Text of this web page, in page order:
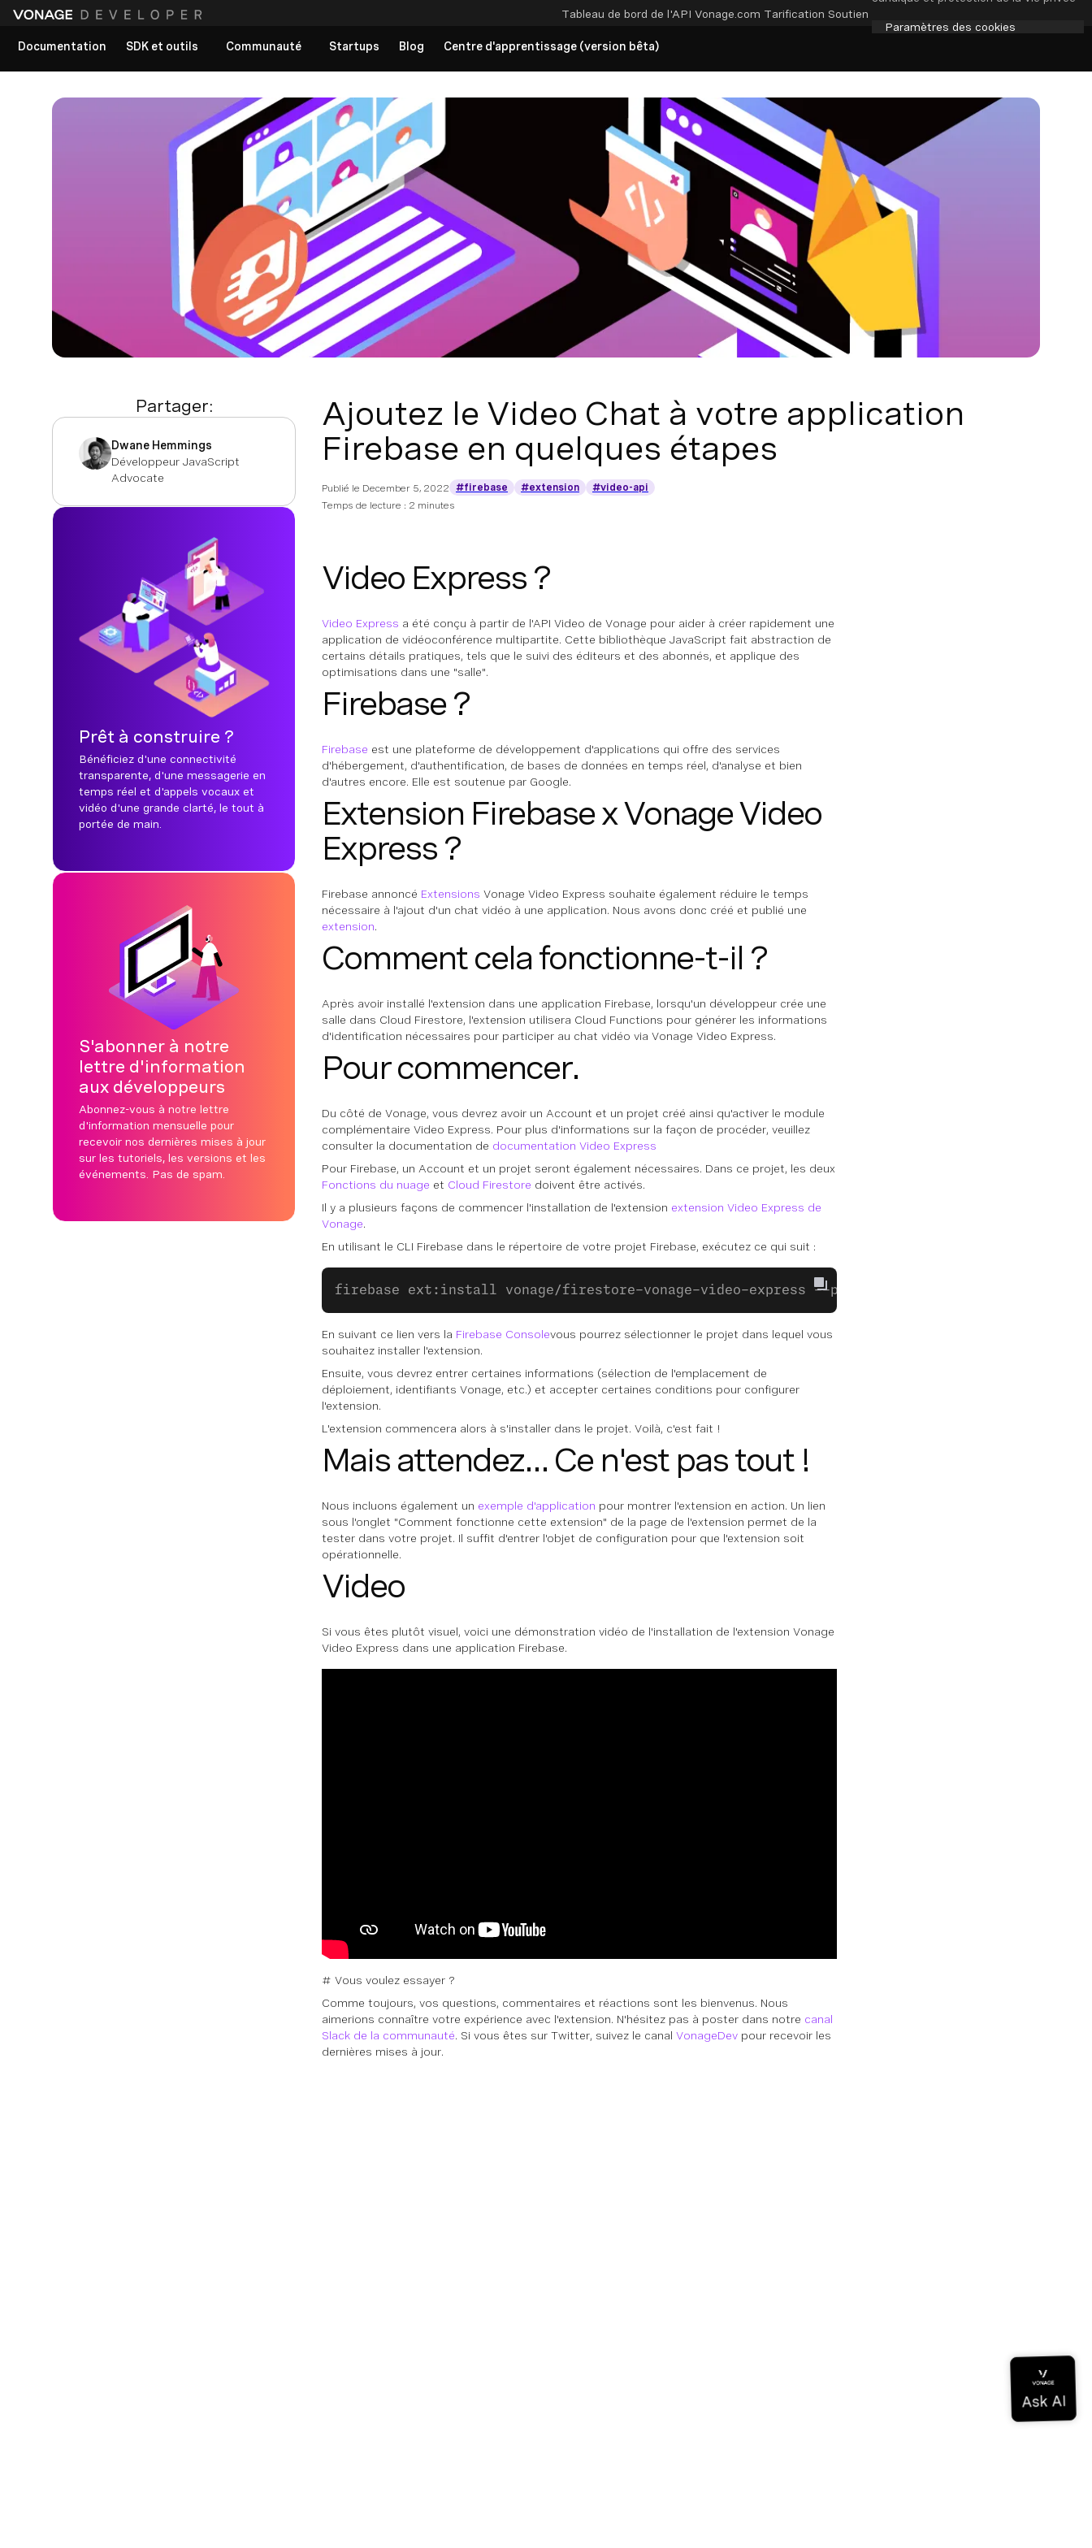
Tableau de bord de l'API Vonage.com Tarification Soutien
Paramètres des cookies
Documentation
SDK et outils Communauté Startups Blog Centre d'apprentissage (version bêta)
Partager:
Dwane Hemmings
Développeur JavaScript
Advocate
Prêt à construire ?
Bénéficiez d'une connectivité
transparente, d'une messagerie en
temps réel et d'appels vocaux et
vidéo d'une grande clarté, le tout à
portée de main.
S'abonner à notre
lettre d'information
aux développeurs
Abonnez-vous à notre lettre
d'information mensuelle pour
recevoir nos dernières mises à jour
sur les tutoriels, les versions et les
événements. Pas de spam.
Ajoutez le Video Chat à votre application
Firebase en quelques étapes
Publié le December 5, 2022 #firebase #extension
#video-api
Temps de lecture : 2 minutes
Video Express ?
Video Express a été conçu à partir de l'API Video de Vonage pour aider à créer rapidement une
application de vidéoconférence multipartite. Cette bibliothèque JavaScript fait abstraction de
certains détails pratiques, tels que le suivi des éditeurs et des abonnés, et applique des
optimisations dans une "salle".
Firebase ?
Firebase est une plateforme de développement d'applications qui offre des services
d'hébergement, d'authentification, de bases de données en temps réel, d'analyse et bien
d'autres encore. Elle est soutenue par Google.
Extension Firebase x Vonage Video
Express ?
Firebase annoncé Extensions Vonage Video Express souhaite également réduire le temps
nécessaire à l'ajout d'un chat vidéo à une application. Nous avons donc créé et publié une
extension.
Comment cela fonctionne-t-il ?
Après avoir installé l'extension dans une application Firebase, lorsqu'un développeur crée une
salle dans Cloud Firestore, l'extension utilisera Cloud Functions pour générer les informations
d'identification nécessaires pour participer au chat vidéo via Vonage Video Express.
Pour commencer.
Du côté de Vonage, vous devrez avoir un Account et un projet créé ainsi qu'activer le module
complémentaire Video Express. Pour plus d'informations sur la façon de procéder, veuillez
consulter la documentation de documentation Video Express
Pour Firebase, un Account et un projet seront également nécessaires. Dans ce projet, les deux
Fonctions du nuage et Cloud Firestore doivent être activés.
Il y a plusieurs façons de commencer l'installation de l'extension extension Video Express de
Vonage.
En utilisant le CLI Firebase dans le répertoire de votre projet Firebase, exécutez ce qui suit :
firebase ext:install vonage/firestore-vonage-video-express --project=projectId_or_alias
En suivant ce lien vers la Firebase Consolevous pourrez sélectionner le projet dans lequel vous
souhaitez installer l'extension.
Ensuite, vous devrez entrer certaines informations (sélection de l'emplacement de
déploiement, identifiants Vonage, etc.) et accepter certaines conditions pour configurer
l'extension.
L'extension commencera alors à s'installer dans le projet. Voilà, c'est fait !
Mais attendez... Ce n'est pas tout !
Nous incluons également un exemple d'application pour montrer l'extension en action. Un lien
sous l'onglet "Comment fonctionne cette extension" de la page de l'extension permet de la
tester dans votre projet. Il suffit d'entrer l'objet de configuration pour que l'extension soit
opérationnelle.
Video
Si vous êtes plutôt visuel, voici une démonstration vidéo de l'installation de l'extension Vonage
Video Express dans une application Firebase.
# Vous voulez essayer ?
Comme toujours, vos questions, commentaires et réactions sont les bienvenus. Nous
aimerions connaître votre expérience avec l'extension. N'hésitez pas à poster dans notre canal
Slack de la communauté. Si vous êtes sur Twitter, suivez le canal VonageDev pour recevoir les
dernières mises à jour.